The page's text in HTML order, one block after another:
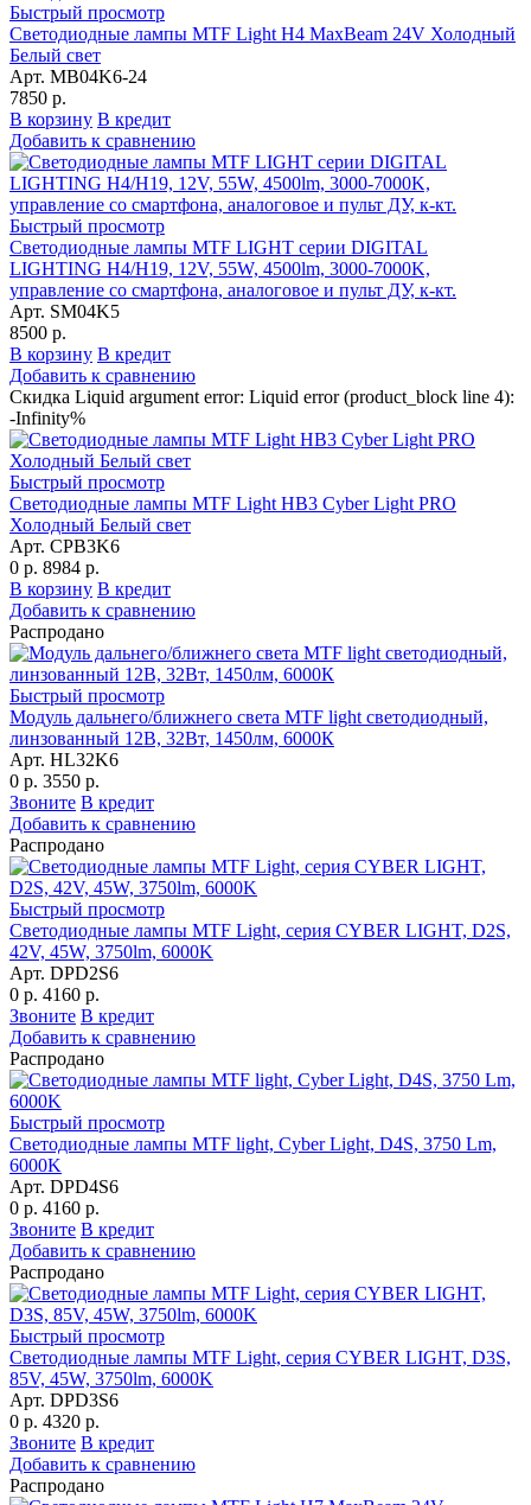
Быстрый просмотр
Светодиодные лампы MTF Light H4 MaxBeam 24V Холодный
Белый свет
Арт. MB04K6-24
7850 р.
В корзину В кредит
Добавить к сравнению
Быстрый просмотр
Светодиодные лампы MTF LIGHT серии DIGITAL
LIGHTING Н4/Н19, 12V, 55W, 4500lm, 3000-7000K,
управление со смартфона, аналоговое и пульт ДУ, к-кт.
Арт. SM04K5
8500 р.
В корзину В кредит
Добавить к сравнению
Скидка Liquid argument error: Liquid error (product_block line 4):
-Infinity%
Быстрый просмотр
Светодиодные лампы MTF Light HB3 Cyber Light PRO
Холодный Белый свет
Арт. CPB3K6
0 р. 8984 р.
В корзину В кредит
Добавить к сравнению
Распродано
Быстрый просмотр
Модуль дальнего/ближнего света MTF light светодиодный,
линзованный 12В, 32Вт, 1450лм, 6000К
Арт. HL32K6
0 р. 3550 р.
Звоните В кредит
Добавить к сравнению
Распродано
Быстрый просмотр
Светодиодные лампы MTF Light, серия CYBER LIGHT, D2S,
42V, 45W, 3750lm, 6000K
Арт. DPD2S6
0 р. 4160 р.
Звоните В кредит
Добавить к сравнению
Распродано
Быстрый просмотр
Светодиодные лампы MTF light, Cyber Light, D4S, 3750 Lm,
6000K
Арт. DPD4S6
0 р. 4160 р.
Звоните В кредит
Добавить к сравнению
Распродано
Быстрый просмотр
Светодиодные лампы MTF Light, серия CYBER LIGHT, D3S,
85V, 45W, 3750lm, 6000K
Арт. DPD3S6
0 р. 4320 р.
Звоните В кредит
Добавить к сравнению
Распродано